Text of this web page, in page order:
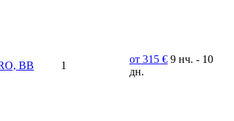
BB 1
от 315 € 9 нч. - 10
дн.